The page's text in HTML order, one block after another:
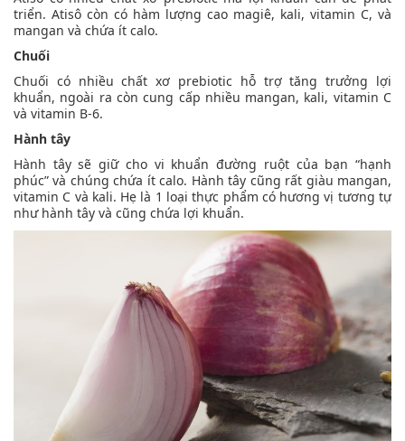
triển. Atisô còn có hàm lượng cao magiê, kali, vitamin C, và
mangan và chứa ít calo.
Chuối
Chuối có nhiều chất xơ prebiotic hỗ trợ tăng trưởng lợi
khuẩn, ngoài ra còn cung cấp nhiều mangan, kali, vitamin C
và vitamin B-6.
Hành tây
Hành tây sẽ giữ cho vi khuẩn đường ruột của bạn “hạnh
phúc” và chúng chứa ít calo. Hành tây cũng rất giàu mangan,
vitamin C và kali. Hẹ là 1 loại thực phẩm có hương vị tương tự
như hành tây và cũng chứa lợi khuẩn.